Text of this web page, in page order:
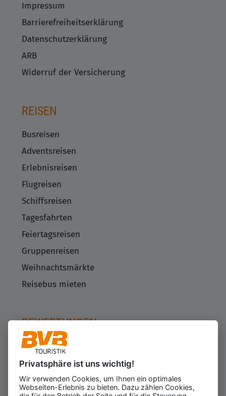
Impressum
Barrierefreiheitserklärung
Datenschutzerklärung
ARB
Widerruf der Versicherung
REISEN
Busreisen
Adventsreisen
Erlebnisreisen
Flugreisen
Schiffsreisen
Tagesfahrten
Feiertagsreisen
Gruppenreisen
Weihnachtsmärkte
Reisebus mieten
BEWERTUNGEN
623
für den Veranstalter
Gesamtbewertung
Privatsphäre ist uns wichtig!
Wir verwenden Cookies, um Ihnen ein optimales
Webseiten-Erlebnis zu bieten. Dazu zählen Cookies,